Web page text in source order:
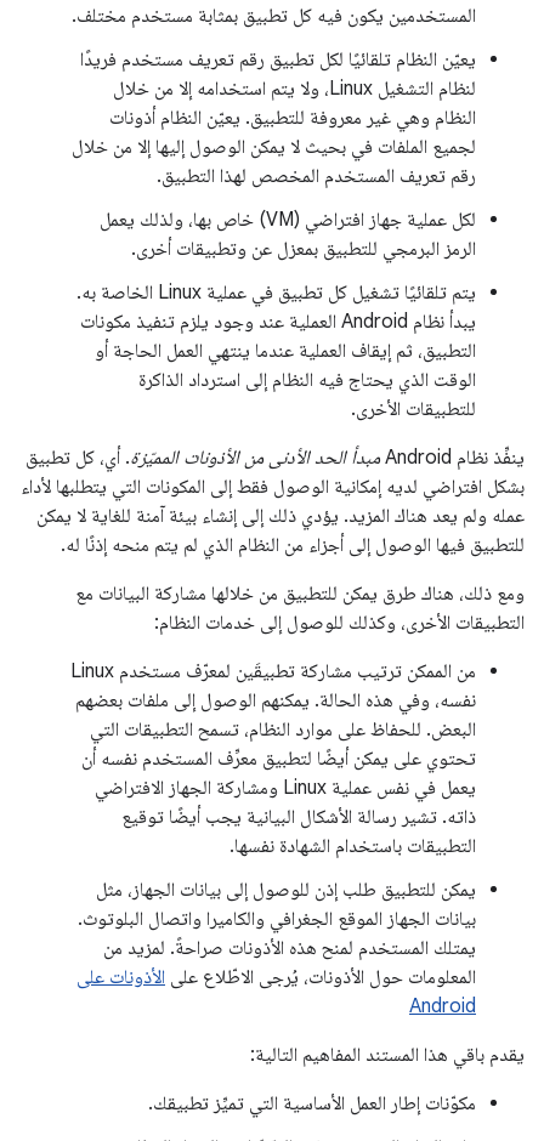
المستخدمين يكون فيه كل تطبيق بمثابة مستخدم مختلف.
يعيّن النظام تلقائيًا لكل تطبيق رقم تعريف مستخدم فريدًا
لنظام التشغيل Linux، ولا يتم استخدامه إلا من خلال
النظام وهي غير معروفة للتطبيق. يعيّن النظام أذونات
لجميع الملفات في بحيث لا يمكن الوصول إليها إلا من خلال
رقم تعريف المستخدم المخصص لهذا التطبيق.
لكل عملية جهاز افتراضي (VM) خاص بها، ولذلك يعمل
الرمز البرمجي للتطبيق بمعزل عن وتطبيقات أخرى.
يتم تلقائيًا تشغيل كل تطبيق في عملية Linux الخاصة به.
يبدأ نظام Android العملية عند وجود يلزم تنفيذ مكونات
التطبيق، ثم إيقاف العملية عندما ينتهي العمل الحاجة أو
الوقت الذي يحتاج فيه النظام إلى استرداد الذاكرة
للتطبيقات الأخرى.
ينفِّذ نظام Android
مبدأ الحد الأدنى من الأذونات المميّزة. أي، كل تطبيق
بشكل افتراضي لديه إمكانية الوصول فقط إلى المكونات التي يتطلبها لأداء
عمله ولم يعد هناك المزيد. يؤدي ذلك إلى إنشاء بيئة آمنة للغاية لا يمكن
للتطبيق فيها الوصول إلى أجزاء من النظام الذي لم يتم منحه إذنًا له.
ومع ذلك، هناك طرق يمكن للتطبيق من خلالها مشاركة البيانات مع
التطبيقات الأخرى، وكذلك للوصول إلى خدمات النظام:
من الممكن ترتيب مشاركة تطبيقَين لمعرّف مستخدم Linux
نفسه، وفي هذه الحالة. يمكنهم الوصول إلى ملفات بعضهم
البعض. للحفاظ على موارد النظام، تسمح التطبيقات التي
تحتوي على يمكن أيضًا لتطبيق معرِّف المستخدم نفسه أن
يعمل في نفس عملية Linux ومشاركة الجهاز الافتراضي
ذاته. تشير رسالة الأشكال البيانية يجب أيضًا توقيع
التطبيقات باستخدام الشهادة نفسها.
يمكن للتطبيق طلب إذن للوصول إلى بيانات الجهاز، مثل
بيانات الجهاز الموقع الجغرافي والكاميرا واتصال البلوتوث.
يمتلك المستخدم لمنح هذه الأذونات صراحةً. لمزيد من
المعلومات حول الأذونات، يُرجى الاطّلاع على الأذونات على
Android
يقدم باقي هذا المستند المفاهيم التالية:
مكوّنات إطار العمل الأساسية التي تميِّز تطبيقك.